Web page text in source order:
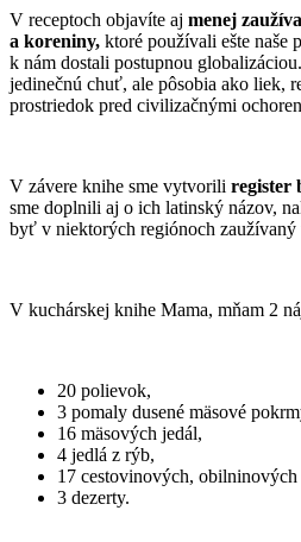
V receptoch objavíte aj menej
a koreniny, ktoré používali ešte naše
k nám dostali postupnou
jedinečnú chuť, ale pôsobia ako liek,
prostriedok pred civilizačnými
V závere knihe sme vytvorili register
sme doplnili aj o ich latinský názov,
byť v niektorých regiónoch
V kuchárskej knihe Mama, mňam 2
20 polievok,
3 pomaly dusené mäsové
16 mäsových jedál,
4 jedlá z rýb,
17 cestovinových,
3 dezerty.